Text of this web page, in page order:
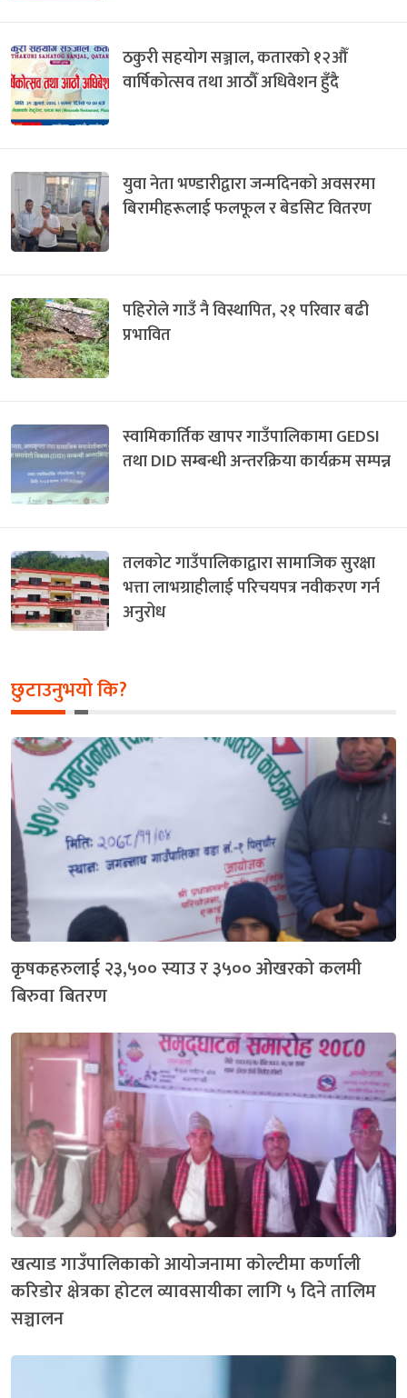
ठकुरी सहयोग सञ्जाल, कतारको १२औँ
वार्षिकोत्सव तथा आठौँ अधिवेशन हुँदै
युवा नेता भण्डारीद्वारा जन्मदिनको अवसरमा
बिरामीहरूलाई फलफूल र बेडसिट वितरण
पहिरोले गाउँ नै विस्थापित, २१ परिवार बढी
प्रभावित
स्वामिकार्तिक खापर गाउँपालिकामा GEDSI
तथा DID सम्बन्धी अन्तरक्रिया कार्यक्रम सम्पन्न
तलकोट गाउँपालिकाद्वारा सामाजिक सुरक्षा
भत्ता लाभग्राहीलाई परिचयपत्र नवीकरण गर्न
अनुरोध
छुटाउनुभयो कि?
कृषकहरुलाई २३,५०० स्याउ र ३५०० ओखरको कलमी
बिरुवा बितरण
खत्याड गाउँपालिकाको आयोजनामा कोल्टीमा कर्णाली
करिडोर क्षेत्रका होटल व्यावसायीका लागि ५ दिने तालिम
सञ्चालन